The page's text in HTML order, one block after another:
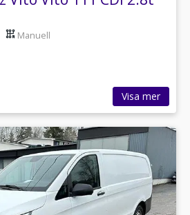
Manuell
Visa mer